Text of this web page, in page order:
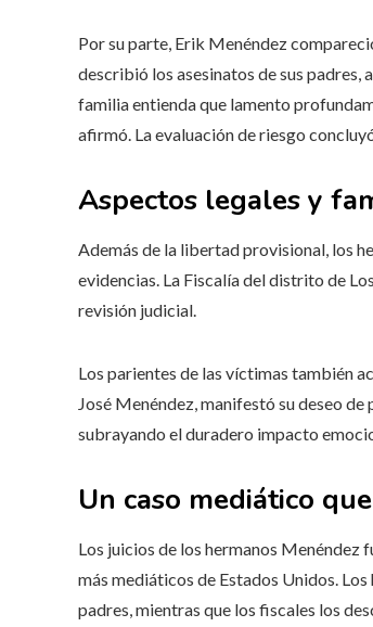
Por su parte, Erik Menéndez
describió los asesinatos de sus padres,
familia entienda que lamento
afirmó. La evaluación de riesgo
Aspectos legales y
Además de la libertad provisional, los
evidencias. La Fiscalía del distrito de
revisión judicial.
Los parientes de las víctimas también
José Menéndez, manifestó su deseo
subrayando el duradero impacto
Un caso mediático
Los juicios de los hermanos Menéndez
más mediáticos de Estados Unidos.
padres, mientras que los fiscales los